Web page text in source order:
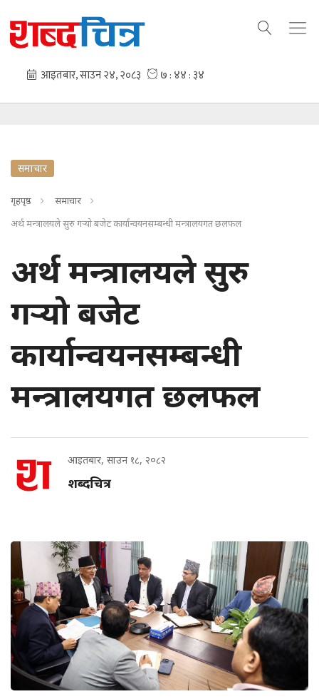
समाचार
गृहपृष्ठ
समाचार
अर्थ मन्त्रालयले सुरु गर्‍यो बजेट कार्यान्वयनसम्बन्धी मन्त्रालयगत छलफल
अर्थ मन्त्रालयले सुरु
गर्‍यो बजेट
कार्यान्वयनसम्बन्धी
मन्त्रालयगत छलफल
आइतबार, साउन १८, २०८२
शब्दचित्र